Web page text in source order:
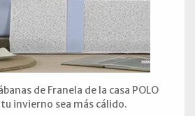
de Franela de la casa POLO
tu invierno sea más cálido.